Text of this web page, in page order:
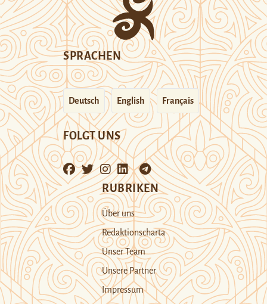
SPRACHEN
Deutsch English Français
FOLGT UNS
RUBRIKEN
Über uns
Redaktionscharta
Unser Team
Unsere Partner
Impressum